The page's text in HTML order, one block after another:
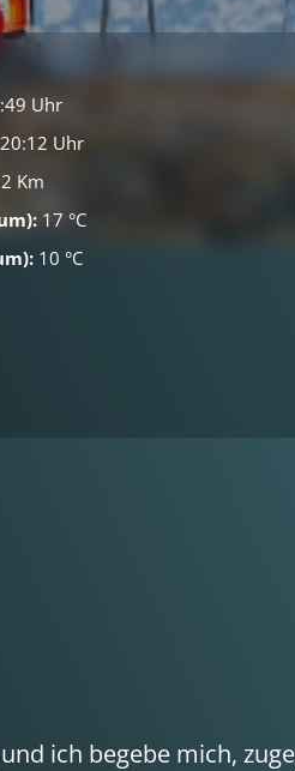
Uhr
Uhr
Km
17 °C
10 °C
ich begebe mich,